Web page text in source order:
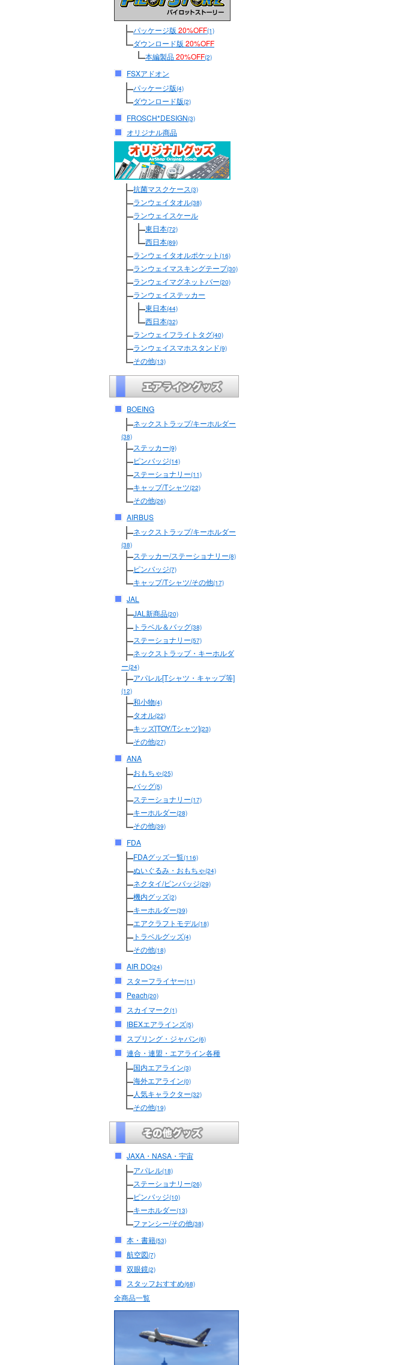
パッケージ版 20%OFF(1)
ダウンロード版 20%OFF
本編製品20%OFF(2)
FSXアドオン
パッケージ版(4)
ダウンロード版(2)
FROSCH*DESIGN(3)
オリジナル商品
抗菌マスクケース(3)
ランウェイタオル(38)
ランウェイスケール
東日本(72)
西日本(89)
ランウェイタオルポケット (16)
ランウェイマスキングテープ(30)
ランウェイマグネットバー(20)
ランウェイステッカー
東日本(44)
西日本(32)
ランウェイフライトタグ(40)
ランウェイスマホスタンド(9)
その他(13)
BOEING
ネックストラップ/キーホルダー
(38)
ステッカー(9)
ピンバッジ(14)
ステーショナリー(11)
キャップ/Tシャツ(22)
その他(26)
AIRBUS
ネックストラップ/キーホルダー
(38)
ステッカー/ステーショナリー(8)
ピンバッジ(7)
キャップ/Tシャツ/その他(17)
JAL
JAL新商品(20)
トラベル＆バッグ(38)
ステーショナリー(57)
ネックストラップ・キーホルダ
ー(24)
アパレル[Tシャツ・キャップ等]
(12)
和小物(4)
タオル(22)
キッズ[TOY/Tシャツ](23)
その他(27)
ANA
おもちゃ(25)
バッグ(5)
ステーショナリー(17)
キーホルダー(28)
その他(39)
FDA
FDAグッズ一覧(116)
ぬいぐるみ・おもちゃ(24)
ネクタイ/ピンバッジ(29)
機内グッズ(2)
キーホルダー(39)
エアクラフトモデル(18)
トラベルグッズ(4)
その他(18)
AIR DO(24)
スターフライヤー(11)
Peach(20)
スカイマーク(1)
IBEXエアラインズ(5)
スプリング・ジャパン(6)
連合・連盟・エアライン各種
国内エアライン(3)
海外エアライン(0)
人気キャラクター(32)
その他(19)
JAXA・NASA・宇宙
アパレル(18)
ステーショナリー(26)
ピンバッジ(10)
キーホルダー(13)
ファンシー/その他(38)
本・書籍(53)
航空図(7)
双眼鏡(2)
スタッフおすすめ(68)
全商品一覧